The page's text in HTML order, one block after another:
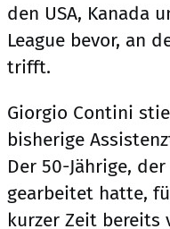
den USA, Kanada
League bevor, an
trifft.
Giorgio Contini
bisherige
Der 50-Jährige,
gearbeitet hatte,
kurzer Zeit bereits